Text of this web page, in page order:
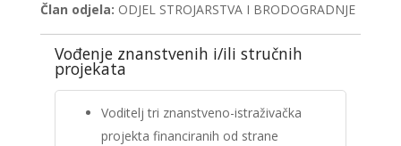
Član odjela: ODJEL STROJARSTVA I BRODOGRADNJE
Vođenje znanstvenih i/ili stručnih
projekata
Voditelj tri znanstveno-istraživačka
projekta financiranih od strane